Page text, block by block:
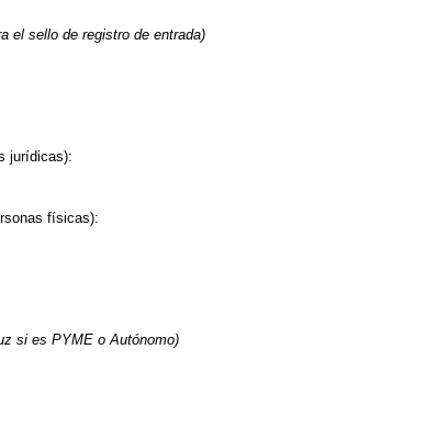
el sello de registro de entrada)
jurídicas):
físicas):
si es PYME o Autónomo)